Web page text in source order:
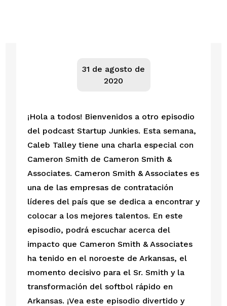
31 de agosto de
2020
¡Hola a todos! Bienvenidos a otro episodio
del podcast Startup Junkies. Esta semana,
Caleb Talley tiene una charla especial con
Cameron Smith de Cameron Smith &
Associates. Cameron Smith & Associates es
una de las empresas de contratación
líderes del país que se dedica a encontrar y
colocar a los mejores talentos. En este
episodio, podrá escuchar acerca del
impacto que Cameron Smith & Associates
ha tenido en el noroeste de Arkansas, el
momento decisivo para el Sr. Smith y la
transformación del softbol rápido en
Arkansas. ¡Vea este episodio divertido y